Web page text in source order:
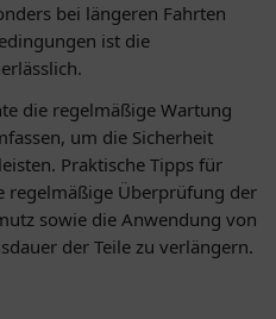
bei längeren Fahrten
ist die
die regelmäßige Wartung
um die Sicherheit
Praktische Tipps für
Überprüfung der
sowie die Anwendung von
der Teile zu verlängern.